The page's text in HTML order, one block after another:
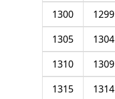
1299
1300
1304
1305
1309
1310
1314
1315